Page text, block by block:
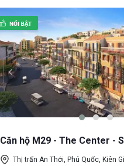
Căn hộ M29 - The Center -
Thị trấn An Thới, Phú Quốc, Kiên